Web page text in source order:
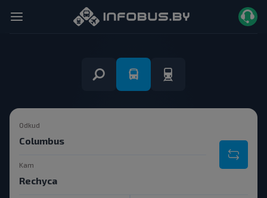
Odkud
Kam